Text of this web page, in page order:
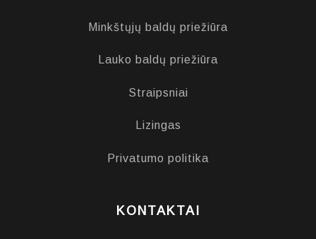
Minkštųjų baldų priežiūra
Lauko baldų priežiūra
Straipsniai
Lizingas
Privatumo politika
KONTAKTAI